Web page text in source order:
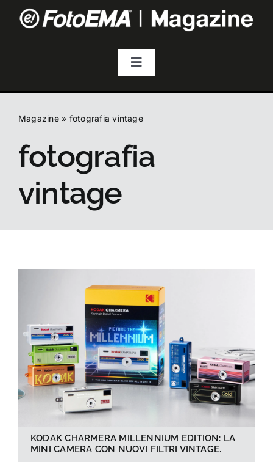
Toggle
Fotografia
Guide
Cerca
per:
Magazine» fotografia vintage
fotografia
vintage
KODAK CHARMERA MILLENNIUM EDITION: LA
MINI CAMERA CON NUOVI FILTRI VINTAGE.